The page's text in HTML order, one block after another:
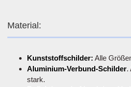
Material:
Kunststoffschilder: Alle
Aluminium-Verbund-Schilder.
stark.